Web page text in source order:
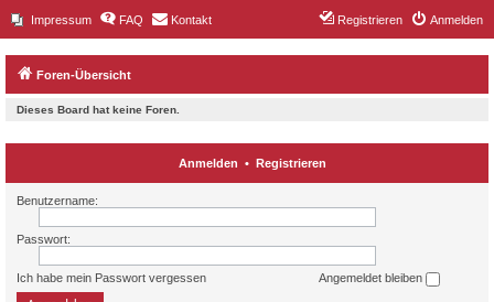
Impressum FAQ Kontakt Anmelden
Registrieren
Foren-Übersicht
Dieses Board hat keine Foren.
Anmelden • Registrieren
Benutzername:
Passwort:
Ich habe mein Passwort vergessen Angemeldet bleiben